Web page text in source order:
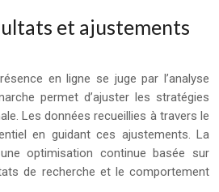
et ajustements
en ligne se juge par l’analyse
permet d’ajuster les stratégies
Les données recueillies à travers le
en guidant ces ajustements. La
optimisation continue basée sur
de recherche et le comportement